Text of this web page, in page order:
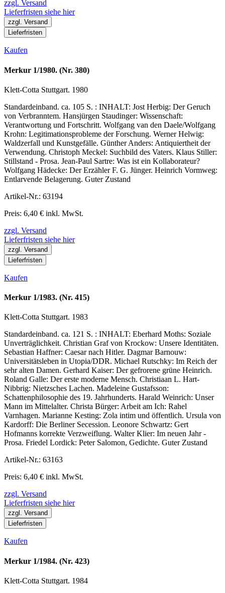
zzgl. Versand
Lieferfristen siehe hier
zzgl. Versand
Lieferfristen
Kaufen
Merkur 1/1980. (Nr. 380)
Klett-Cotta Stuttgart. 1980
Standardeinband. ca. 105 S. : INHALT: Jost Herbig: Der Geruch
von Verbranntem. Hansjürgen Staudinger: Wissenschaft:
Verantwortung und Fortschritt. Wolfgang van den Daele/Wolfgang
Krohn: Legitimationsprobleme der Forschung. Werner Helwig:
Waldzerfall und Kunstgefälle. Günther Anders: Antiquiertheit der
Verwendung. Christoph Meckel: Suchbild des Vaters. Klaus Stiller:
Stillstand - Prosa. Jean-Paul Sartre: Was ist ein Kollaborateur?
Wolfgang Hädecke: Der Erzähler F. G. Jünger. Heinrich Vormweg:
Entlarvende Belagerung. Guter Zustand
Artikel-Nr.: 63194
Preis: 6,40 € inkl. MwSt.
zzgl. Versand
Lieferfristen siehe hier
zzgl. Versand
Lieferfristen
Kaufen
Merkur 1/1983. (Nr. 415)
Klett-Cotta Stuttgart. 1983
Standardeinband. ca. 121 S. : INHALT: Eberhard Moths: Soziale
Unverträglichkeit. Christian Graf von Krockow: Unsere Identitäten.
Sebastian Haffner: Caesar nach Hitler. Dagmar Barnouw:
Universitätsleben in Utopia/DDR. Michael Rutschky: Im Reich der
sehr alten Damen. Gerhard Kaiser: Der gefrorene grüne Heinrich.
Roland Galle: Der erste moderne Mensch. Christiaan L. Hart-
Nibbrig: Nietzsches Lachen. Madeleine Gustafsson:
Schattenphilosophie des 19. Jahrhunderts. Harald Weinrich: Unser
Mann im Mittelalter. Christa Bürger: Arbeit am Ich: Rahel
Varnhagen. Marianne Kesting: Zola intim und öffentlich. Ursula von
Kardorff: Die Berliner Secession. Leonore Schwartz: Gert
Hofmanns korrekte Verzweiflung. Walter Klier: Im neuen Jahr -
Prosa. Friedel Lordick: Peter Salomon, Gedichte. Guter Zustand
Artikel-Nr.: 63163
Preis: 6,40 € inkl. MwSt.
zzgl. Versand
Lieferfristen siehe hier
zzgl. Versand
Lieferfristen
Kaufen
Merkur 1/1984. (Nr. 423)
Klett-Cotta Stuttgart. 1984